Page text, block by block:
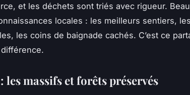
et les déchets sont triés avec rigueur.
locales : les meilleurs sentiers, les
les coins de baignade cachés. C’est ce
les massifs et forêts préservés